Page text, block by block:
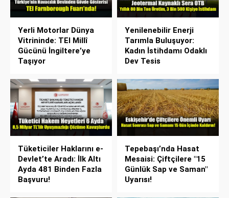
Yerli Motorlar Dünya
Vitrininde: TEI Millî
Gücünü İngiltere’ye
Taşıyor
Yenilenebilir Enerji
Tarımla Buluşuyor:
Kadın İstihdamı Odaklı
Dev Tesis
Tüketiciler Haklarını e-
Devlet’te Aradı: İlk Altı
Ayda 481 Binden Fazla
Başvuru!
Tepebaşı’nda Hasat
Mesaisi: Çiftçilere "15
Günlük Sap ve Saman"
Uyarısı!